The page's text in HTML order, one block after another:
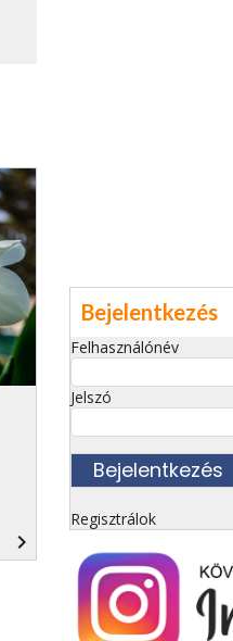
navigate_next
Bejelentkezés
Felhasználónév
Jelszó
Regisztrálok